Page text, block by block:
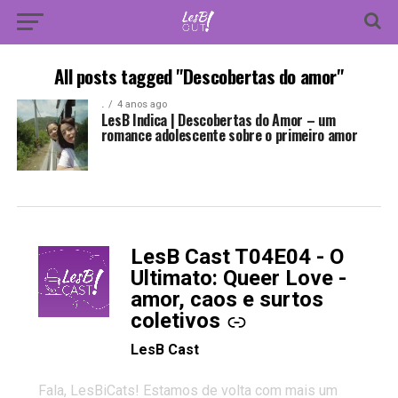
All posts tagged "Descobertas do amor"
. 4 anos ago
LesB Indica | Descobertas do Amor – um
romance adolescente sobre o primeiro amor
LesB Cast T04E04 - O
Ultimato: Queer Love -
amor, caos e surtos
coletivos
-
LesB Cast
Fala, LesBiCats! Estamos de volta com mais um